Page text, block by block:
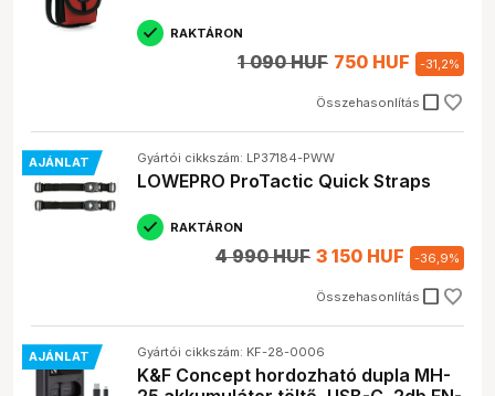
RAKTÁRON
Összehasonlítás check_box_outline_blank
1 090 HUF 750 HUF -31,2%
AJÁNLAT Gyártói cikkszám: LP37184-PWW
LOWEPRO ProTactic Quick Straps
RAKTÁRON
Összehasonlítás check_box_outline_blank
4 990 HUF 3 150 HUF -36,9%
AJÁNLAT Gyártói cikkszám: KF-28-0006
K&F Concept hordozható dupla MH-